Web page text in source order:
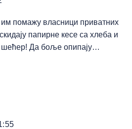
помажу власници приватних
папирне кесе са хлеба и
шећер! Да боље опипају…